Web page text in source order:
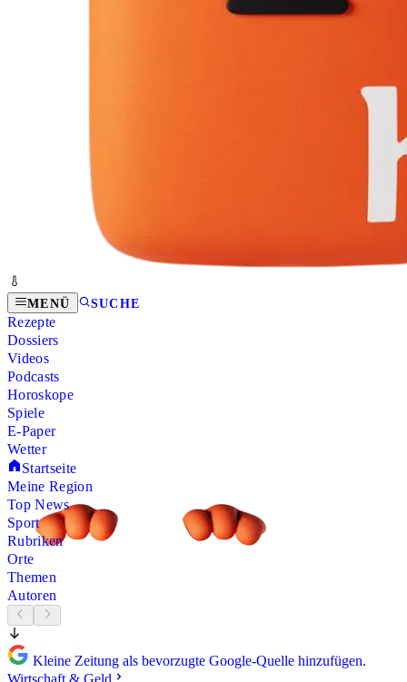
MENÜ SUCHE
Rezepte
Dossiers
Videos
Podcasts
Horoskope
Spiele
E-Paper
Wetter
Startseite
Meine Region
Top News
Sport
Rubriken
Orte
Themen
Autoren
Kleine Zeitung als bevorzugte Google-Quelle hinzufügen.
Wirtschaft & Geld